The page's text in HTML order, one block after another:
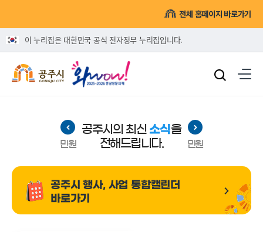
전체 홈페이지 바로가기
이 누리집은 대한민국 공식 전자정부 누리집입니다.
민원
공주시의 최신 소식을
전해드립니다.
민원
공주시 행사, 사업통합캘린더
바로가기